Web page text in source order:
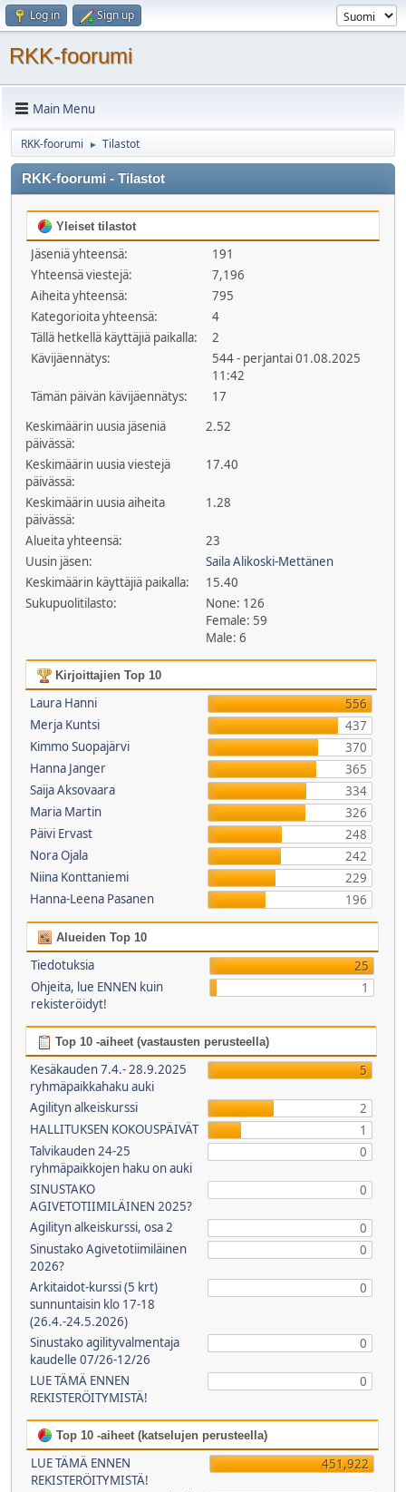
Log in Sign up
RKK-foorumi
Main Menu
RKK-foorumi ► Tilastot
RKK-foorumi - Tilastot
Yleiset tilastot
Jäseniä yhteensä:
191
Yhteensä viestejä:
7,196
Aiheita yhteensä:
795
Kategorioita yhteensä:
4
Tällä hetkellä käyttäjiä paikalla:
2
Kävijäennätys:
544 - perjantai 01.08.2025
11:42
Tämän päivän kävijäennätys:
17
Keskimäärin uusia jäseniä
päivässä:
2.52
Keskimäärin uusia viestejä
päivässä:
17.40
Keskimäärin uusia aiheita
päivässä:
1.28
Alueita yhteensä:
23
Uusin jäsen:
Saila Alikoski-Mettänen
Keskimäärin käyttäjiä paikalla:
15.40
Sukupuolitilasto:
None: 126
Female: 59
Male: 6
Kirjoittajien Top 10
Laura Hanni
556
Merja Kuntsi
437
Kimmo Suopajärvi
370
Hanna Janger
365
Saija Aksovaara
334
Maria Martin
326
Päivi Ervast
248
Nora Ojala
242
Niina Konttaniemi
229
Hanna-Leena Pasanen
196
Alueiden Top 10
Tiedotuksia
25
Ohjeita, lue ENNEN kuin
rekisteröidyt!
1
Top 10 -aiheet (vastausten perusteella)
Kesäkauden 7.4.- 28.9.2025
ryhmäpaikkahaku auki
5
Agilityn alkeiskurssi
2
HALLITUKSEN KOKOUSPÄIVÄT
1
Talvikauden 24-25
ryhmäpaikkojen haku on auki
0
SINUSTAKO
AGIVETOTIIMILÄINEN 2025?
0
Agilityn alkeiskurssi, osa 2
0
Sinustako Agivetotiimiläinen
2026?
0
Arkitaidot-kurssi (5 krt)
sunnuntaisin klo 17-18
(26.4.-24.5.2026)
0
Sinustako agilityvalmentaja
kaudelle 07/26-12/26
0
LUE TÄMÄ ENNEN
REKISTERÖITYMISTÄ!
0
Top 10 -aiheet (katselujen perusteella)
LUE TÄMÄ ENNEN
REKISTERÖITYMISTÄ!
451,922